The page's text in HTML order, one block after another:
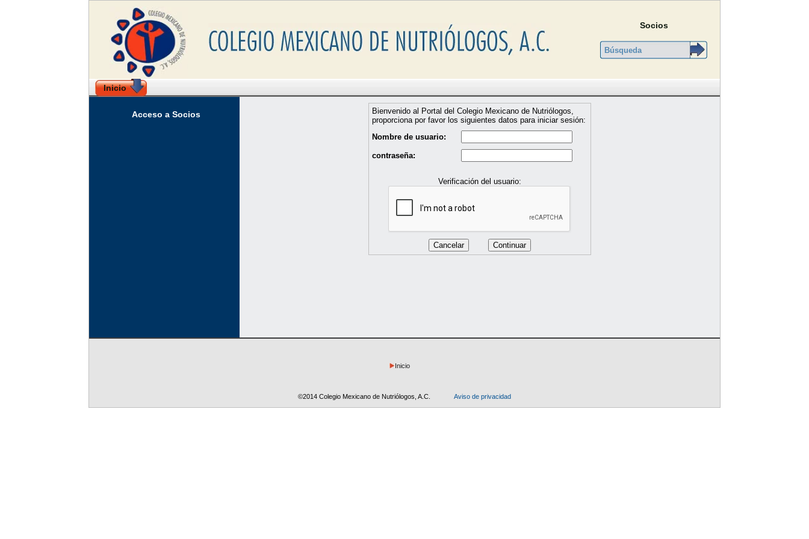
Socios
Inicio
Acceso a Socios
Bienvenido al Portal del Colegio Mexicano de Nutriólogos,
proporciona por favor los siguientes datos para iniciar sesión:
Nombre de usuario:
contraseña:
Verificación del usuario:
Inicio
©2014 Colegio Mexicano de Nutriólogos, A.C. Aviso de privacidad